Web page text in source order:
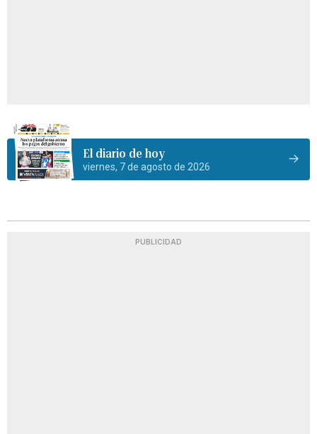
El diario de hoy
viernes, 7 de agosto de 2026
PUBLICIDAD